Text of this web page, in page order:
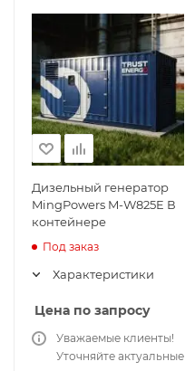
Дизельный генератор
MingPowers M-W825E В
контейнере
Под заказ
Характеристики
Цена по запросу
Уважаемые клиенты!
Уточняйте актуальные